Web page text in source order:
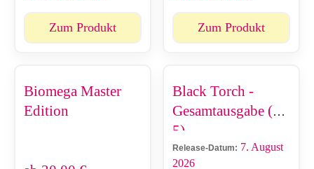
Zum Produkt Zum Produkt
Biomega Master
Edition
Black Torch -
Gesamtausgabe (1-
5)
Release-Datum: 7. August
2026